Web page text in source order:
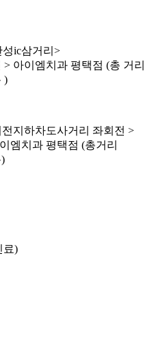
성ic삼거리>
아이엠치과 평택점 (총 거리
)
지하차도사거리 좌회전 >
엠치과 평택점 (총거리
료)